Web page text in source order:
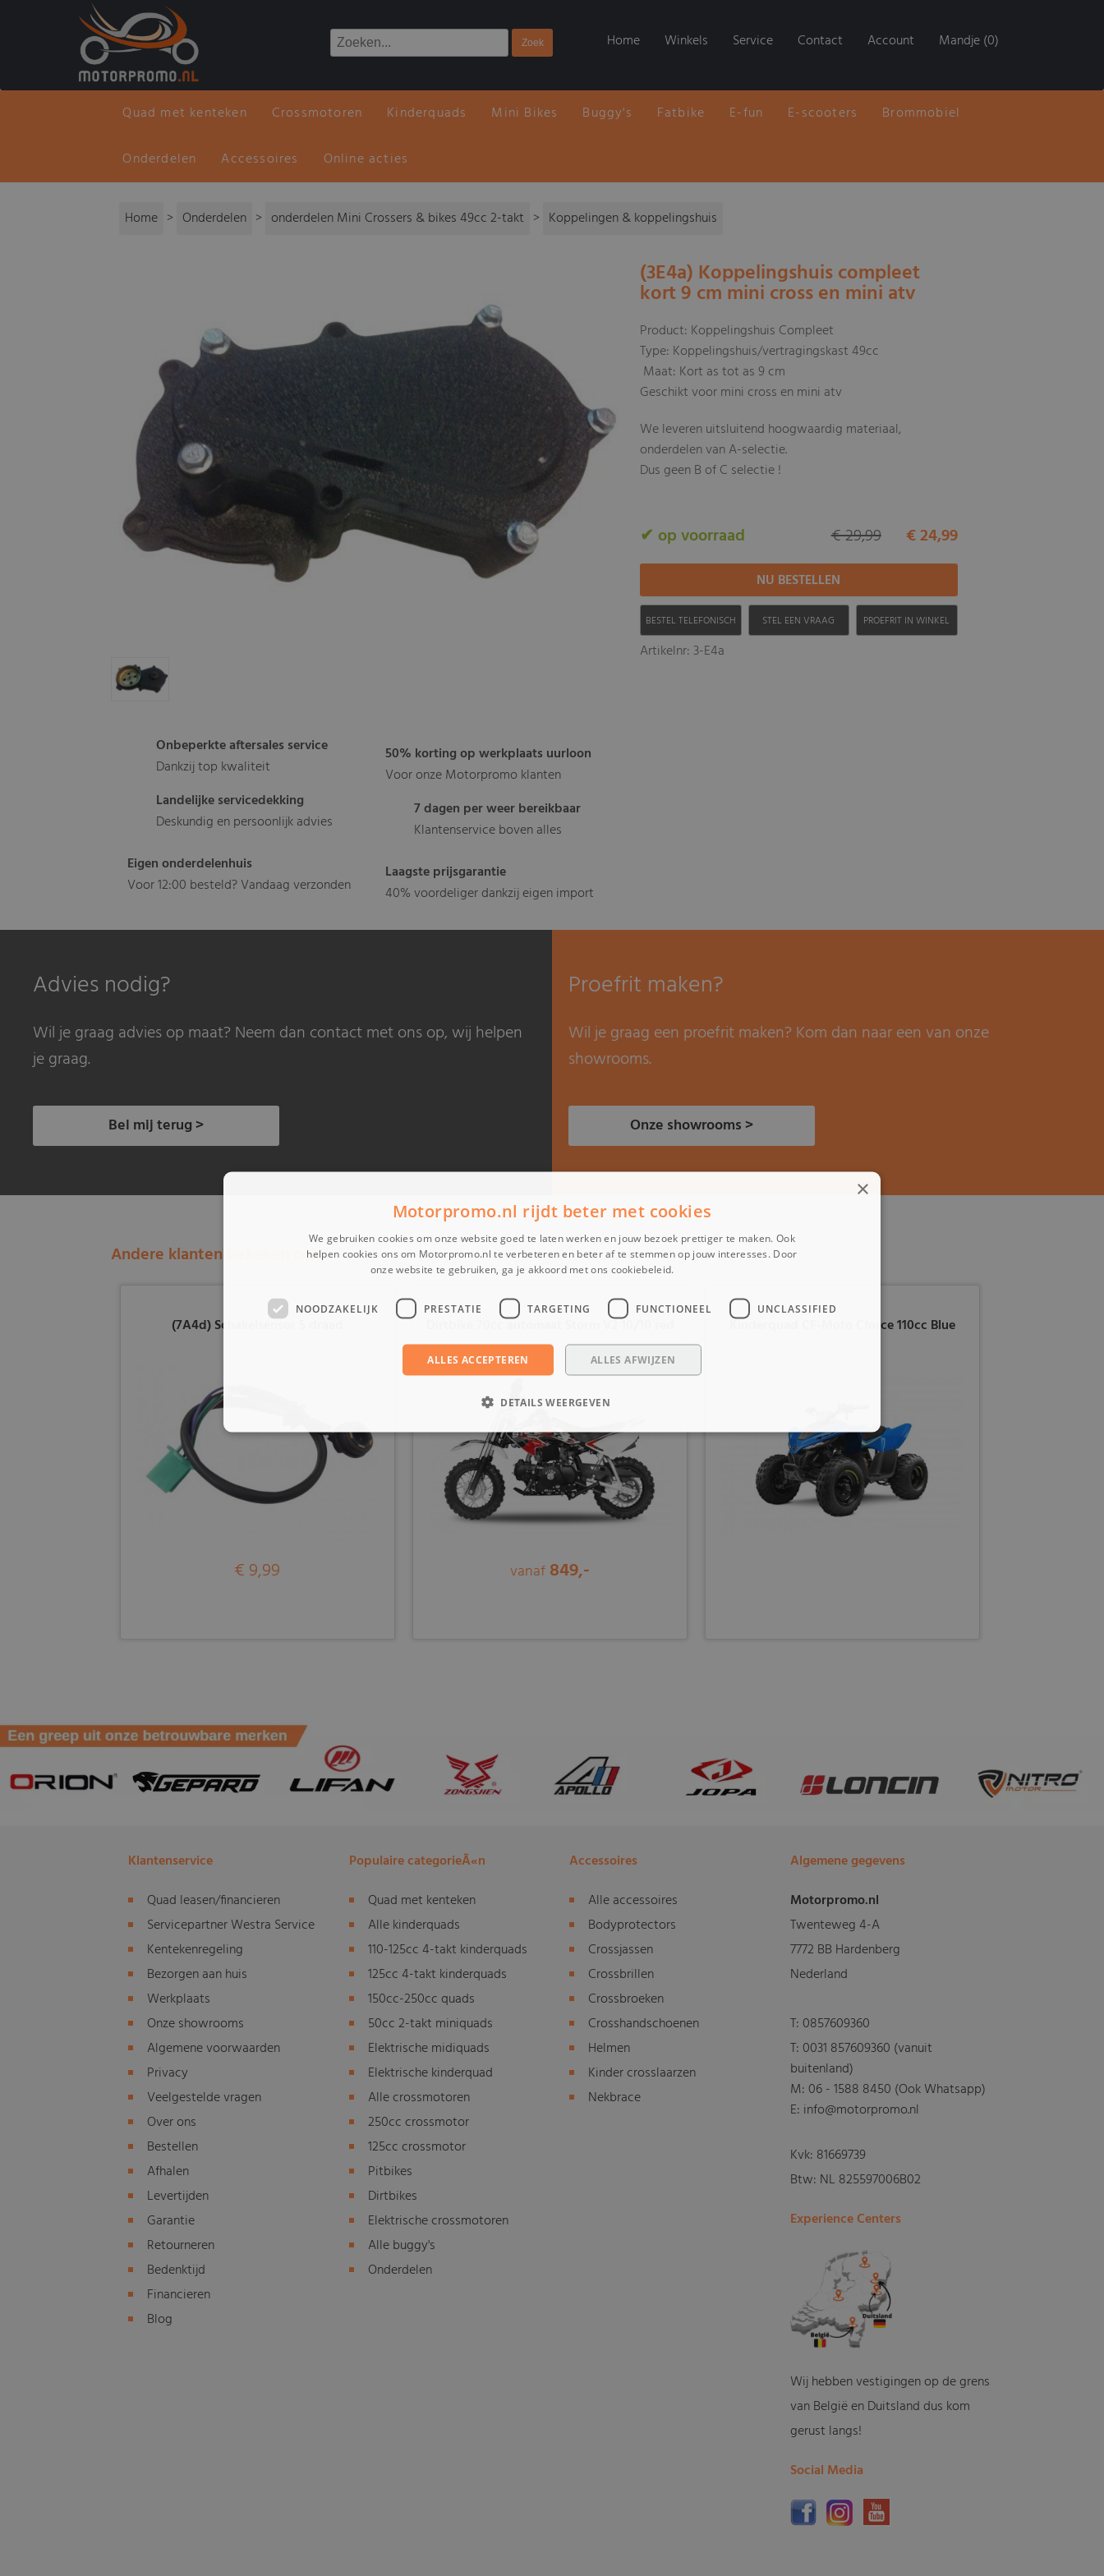
Home Winkels Service Contact Account Mandje (0)
Quad met kenteken Crossmotoren Kinderquads Mini Bikes Buggy's Fatbike E-fun E-scooters Brommobiel
Onderdelen Accessoires Online acties
Home > Onderdelen > onderdelen Mini Crossers & bikes 49cc 2-takt > Koppelingen & koppelingshuis
Onbeperkte aftersales service
Dankzij top kwaliteit
Landelijke servicedekking
Deskundig en persoonlijk advies
Eigen onderdelenhuis
Voor 12:00 besteld? Vandaag verzonden
50% korting op werkplaats uurloon
Voor onze Motorpromo klanten
7 dagen per weer bereikbaar
Klantenservice boven alles
Laagste prijsgarantie
40% voordeliger dankzij eigen import
(3E4a) Koppelingshuis compleet
kort 9 cm mini cross en mini atv
Product: Koppelingshuis Compleet
Type: Koppelingshuis/vertragingskast 49cc
Maat: Kort as tot as 9 cm
Geschikt voor mini cross en mini atv
We leveren uitsluitend hoogwaardig materiaal,
onderdelen van A-selectie.
Dus geen B of C selectie !
✔ op voorraad € 24,99
€ 29,99
BESTEL TELEFONISCH STEL EEN VRAAG PROEFRIT IN WINKEL
Artikelnr: 3-E4a
Advies nodig?
Wil je graag advies op maat? Neem dan contact met ons op, wij helpen
je graag.
Bel mij terug >
Proefrit maken?
Wil je graag een proefrit maken? Kom dan naar een van onze
showrooms.
Onze showrooms >
Andere klanten bekeken ook:
(7A4d) Schakelsensor 5 draad
€ 9,99
Dirtbike 70cc automaat Storm V2 10/10 red
vanaf 849,-
Kinderquad CF-Moto Cforce 110cc Blue
Klantenservice
Quad leasen/financieren
Servicepartner Westra Service
Kentekenregeling
Bezorgen aan huis
Werkplaats
Onze showrooms
Algemene voorwaarden
Privacy
Veelgestelde vragen
Over ons
Bestellen
Afhalen
Levertijden
Garantie
Retourneren
Bedenktijd
Financieren
Blog
Populaire categorieÃ«n
Quad met kenteken
Alle kinderquads
110-125cc 4-takt kinderquads
125cc 4-takt kinderquads
150cc-250cc quads
50cc 2-takt miniquads
Elektrische midiquads
Elektrische kinderquad
Alle crossmotoren
250cc crossmotor
125cc crossmotor
Pitbikes
Dirtbikes
Elektrische crossmotoren
Alle buggy's
Onderdelen
Accessoires
Alle accessoires
Bodyprotectors
Crossjassen
Crossbrillen
Crossbroeken
Crosshandschoenen
Helmen
Kinder crosslaarzen
Nekbrace
Algemene gegevens
Motorpromo.nl
Twenteweg 4-A
7772 BB Hardenberg
Nederland
T:0857609360
T:0031 857609360 (vanuit
buitenland)
M:06 - 1588 8450 (Ook Whatsapp)
E: info@motorpromo.nl
Kvk: 81669739
Btw: NL 825597006B02
Experience Centers
Wij hebben vestigingen op de grens
van België en Duitsland dus kom
gerust langs!
Social Media
×
Motorpromo.nl rijdt beter met cookies
We gebruiken cookies om onze website goed te laten werken en jouw bezoek prettiger te maken. Ook
helpen cookies ons om Motorpromo.nl te verbeteren en beter af te stemmen op jouw interesses. Door
onze website te gebruiken, ga je akkoord met ons cookiebeleid.
NOODZAKELIJK PRESTATIE TARGETING FUNCTIONEEL UNCLASSIFIED
ALLES ACCEPTEREN ALLES AFWIJZEN
DETAILS WEERGEVEN